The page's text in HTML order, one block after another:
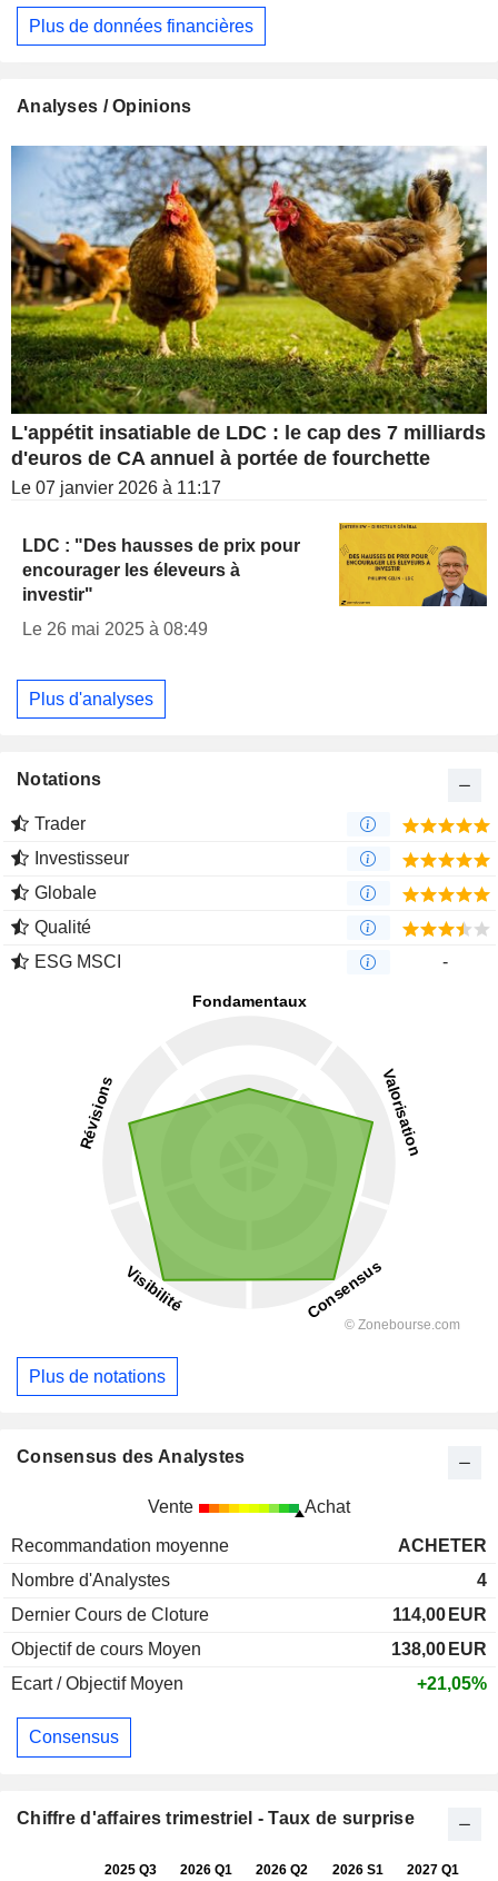
Plus de données financières
Analyses / Opinions
L'appétit insatiable de LDC : le cap des 7 milliards
d'euros de CA annuel à portée de fourchette
Le 07 janvier 2026 à 11:17
LDC : "Des hausses de prix pour
encourager les éleveurs à
investir"
Le 26 mai 2025 à 08:49
Plus d'analyses
Notations
Trader
Investisseur
Globale
Qualité
ESG MSCI
-
Plus de notations
Consensus des Analystes
Vente Achat
Recommandation moyenne
ACHETER
Nombre d'Analystes
4
Dernier Cours de Cloture
114,00 EUR
Objectif de cours Moyen
138,00 EUR
Ecart / Objectif Moyen
+21,05%
Consensus
Chiffre d'affaires trimestriel - Taux de surprise